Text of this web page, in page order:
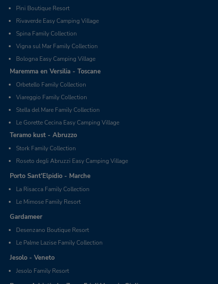
Pini Boutique Resort
Rivaverde Easy Camping Village
Spina Family Collection
Vigna sul Mar Family Collection
Bologna Easy Camping Village
Maremma en Versilia - Toscane
Orbetello Family Collection
Viareggio Family Collection
Stella del Mare Family Collection
Le Gorette Cecina Easy Camping Village
Teramo kust - Abruzzo
Stork Family Collection
Roseto degli Abruzzi Easy Camping Village
Porto Sant'Elpidio - Marche
La Risacca Family Collection
Le Mimose Family Resort
Gardameer
Desenzano Boutique Resort
Le Palme Lazise Family Collection
Jesolo - Veneto
Jesolo Family Resort